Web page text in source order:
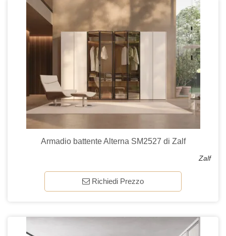
Armadio battente Alterna SM2527 di Zalf
Zalf
Richiedi Prezzo